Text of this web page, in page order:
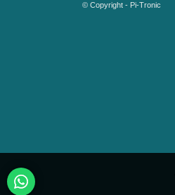
© Copyright - Pi-Tronic